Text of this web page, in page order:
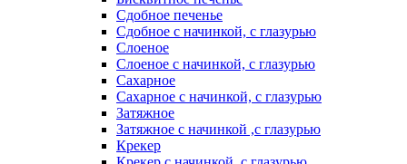
Сдобное печенье
Сдобное с начинкой, с глазурью
Слоеное
Слоеное с начинкой, с глазурью
Сахарное
Сахарное с начинкой, с глазурью
Затяжное
Затяжное с начинкой ,с глазурью
Крекер